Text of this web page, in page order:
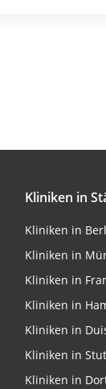
Kliniken in
Kliniken in
Kliniken in
Kliniken in
Kliniken in
Kliniken in
Kliniken in
Kliniken in